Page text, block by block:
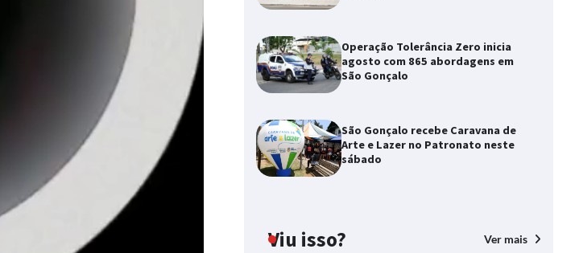
Operação Tolerância Zero inicia
agosto com 865 abordagens em
São Gonçalo
São Gonçalo recebe Caravana de
Arte e Lazer no Patronato neste
sábado
Viu isso? Ver mais